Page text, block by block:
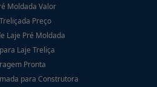
Moldada Valor
Preço
Laje Pré Moldada
Laje Treliça
Pronta
para Construtora